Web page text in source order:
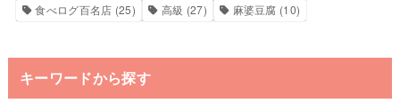
食べログ百名店 (25) 高級 (27) 麻婆豆腐 (10)
キーワードから探す